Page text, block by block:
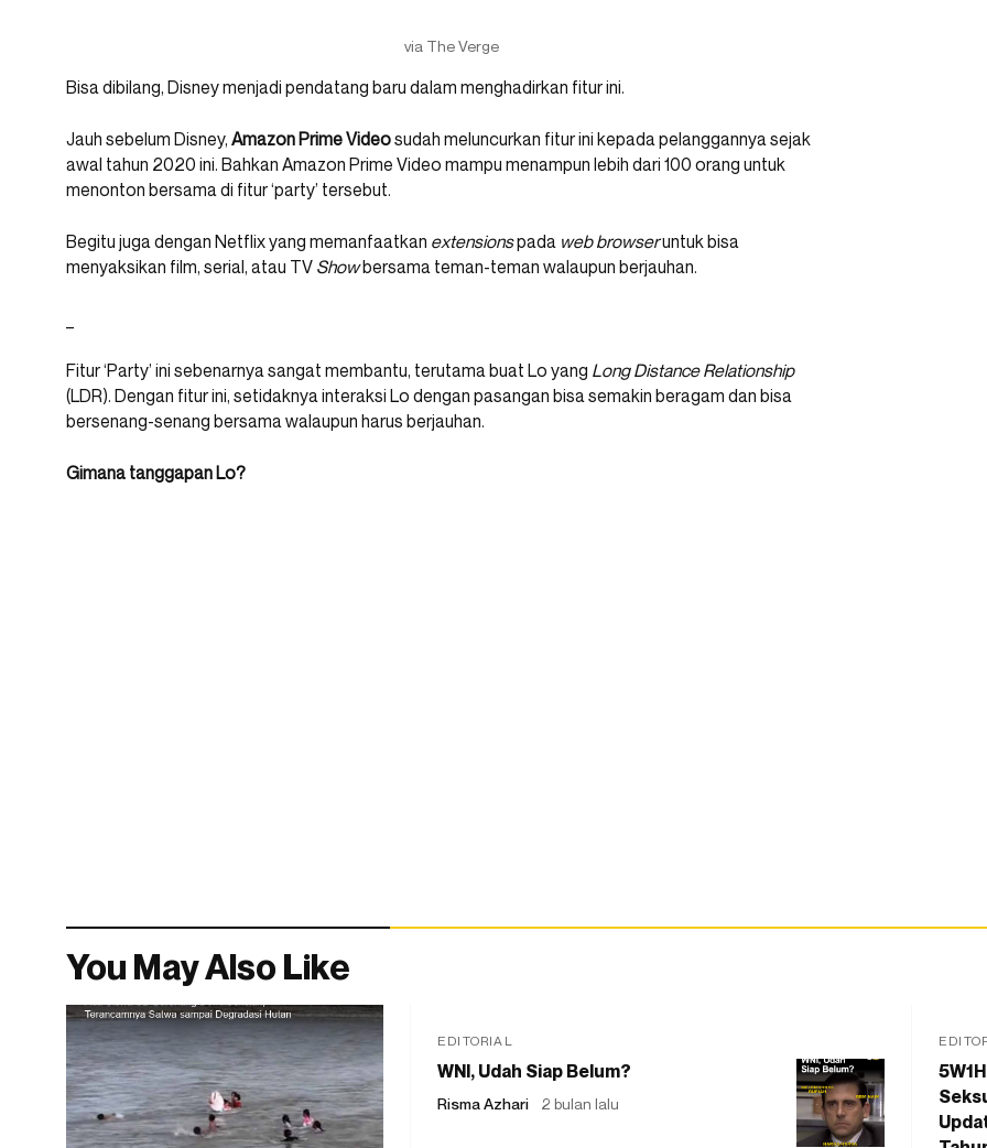
via The Verge
Bisa dibilang, Disney menjadi pendatang baru dalam menghadirkan fitur ini.
Jauh sebelum Disney, Amazon Prime Videosudah meluncurkan fitur ini kepada pelanggannya sejak
awal tahun 2020 ini. Bahkan Amazon Prime Video mampu menampun lebih dari 100 orang untuk
menonton bersama di fitur ‘party’ tersebut.
Begitu juga dengan Netflix yang memanfaatkan extensionspada web browseruntuk bisa
menyaksikan film, serial, atau TV Showbersama teman-teman walaupun berjauhan.
Fitur ‘Party’ ini sebenarnya sangat membantu, terutama buat Lo yang Long Distance Relationship
(LDR). Dengan fitur ini, setidaknya interaksi Lo dengan pasangan bisa semakin beragam dan bisa
bersenang-senang bersama walaupun harus berjauhan.
Gimana tanggapan Lo?
You May Also Like
EDITORIAL
WNI, Udah Siap Belum?
Risma Azhari 2 bulan lalu